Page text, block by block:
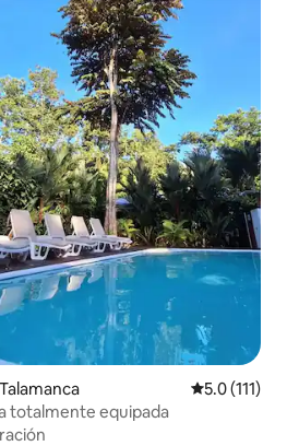
Calificación
5.0 (111)
totalmente equipada